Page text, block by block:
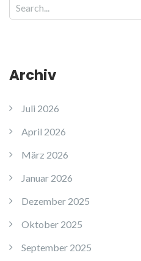
Archiv
Juli 2026
April 2026
März 2026
Januar 2026
Dezember 2025
Oktober 2025
September 2025